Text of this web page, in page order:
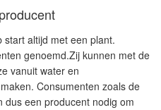
start altijd met een plant.
genoemd.Zij kunnen met de
vanuit water en
Consumenten zoals de
dus een producent nodig om